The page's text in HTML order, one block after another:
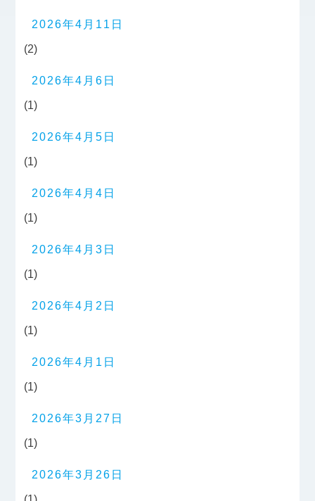
2026年4月11日
(2)
2026年4月6日
(1)
2026年4月5日
(1)
2026年4月4日
(1)
2026年4月3日
(1)
2026年4月2日
(1)
2026年4月1日
(1)
2026年3月27日
(1)
2026年3月26日